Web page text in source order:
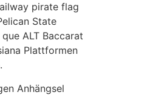
pirate flag
State
ALT Baccarat
Plattformen
Anhängsel